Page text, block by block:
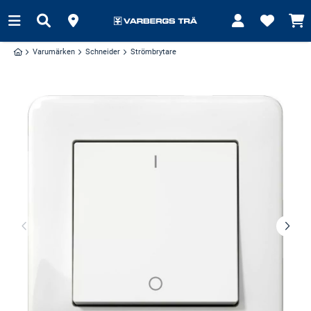
Varumärken Schneider Strömbrytare